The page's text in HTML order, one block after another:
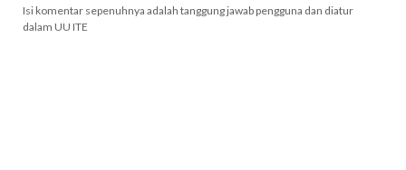
Isi komentar sepenuhnya adalah tanggung jawab pengguna dan diatur
dalam UU ITE